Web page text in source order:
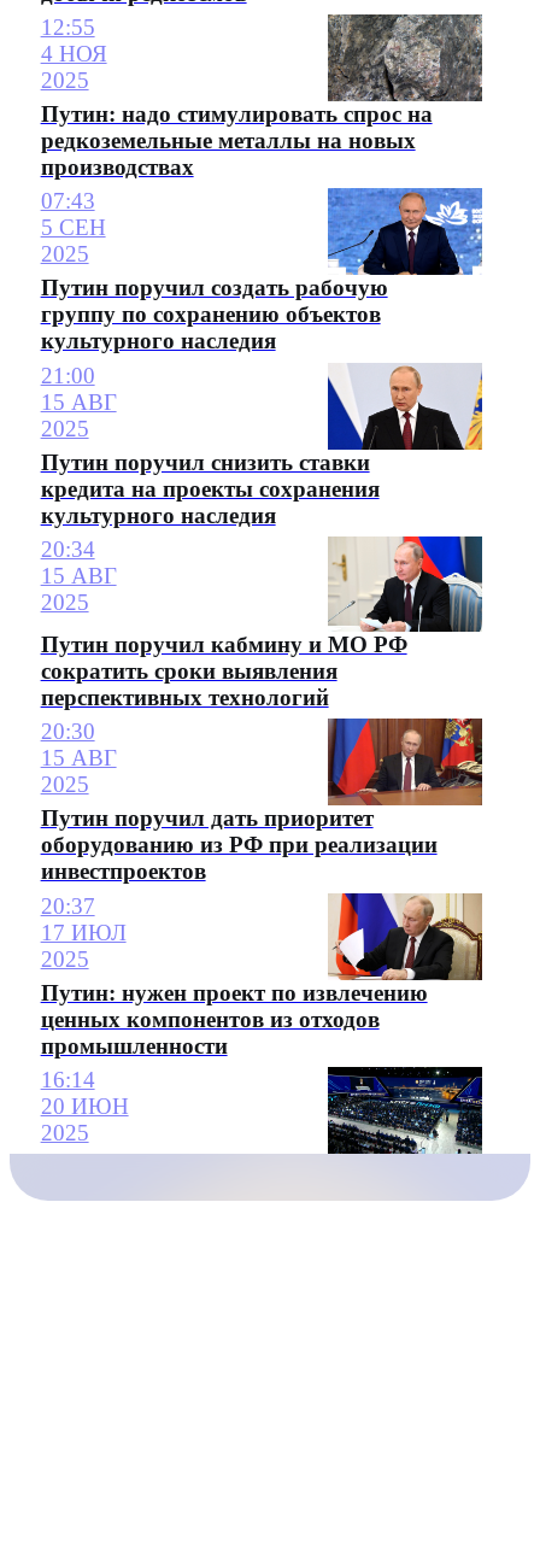
12:55
4 НОЯ
2025
Путин: надо стимулировать спрос на
редкоземельные металлы на новых
производствах
07:43
5 СЕН
2025
Путин поручил создать рабочую
группу по сохранению объектов
культурного наследия
21:00
15 АВГ
2025
Путин поручил снизить ставки
кредита на проекты сохранения
культурного наследия
20:34
15 АВГ
2025
Путин поручил кабмину и МО РФ
сократить сроки выявления
перспективных технологий
20:30
15 АВГ
2025
Путин поручил дать приоритет
оборудованию из РФ при реализации
инвестпроектов
20:37
17 ИЮЛ
2025
Путин: нужен проект по извлечению
ценных компонентов из отходов
промышленности
16:14
20 ИЮН
2025